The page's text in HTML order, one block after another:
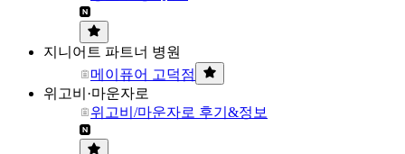
지니어트 파트너 병원
메이퓨어 고덕점
위고비·마운자로
위고비/마운자로 후기&정보